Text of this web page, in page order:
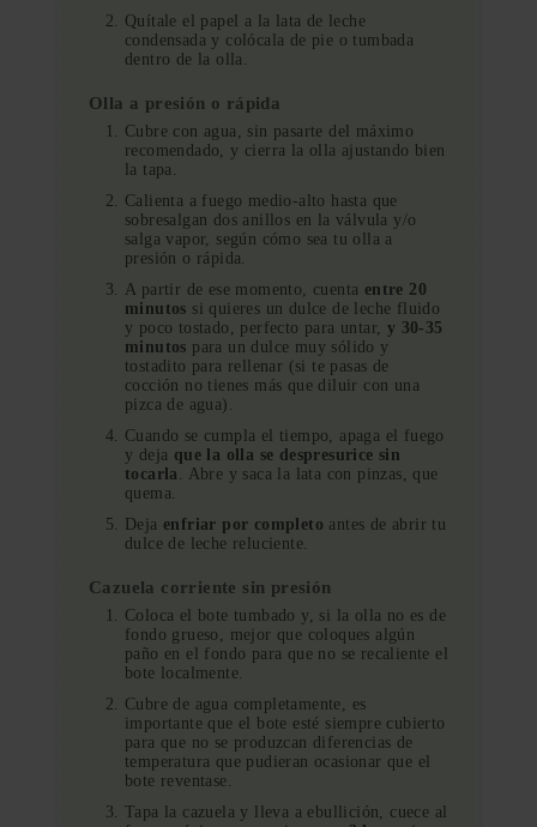
Quítale el papel a la lata de leche
condensada y colócala de pie o tumbada
dentro de la olla.
Olla a presión o rápida
Cubre con agua, sin pasarte del máximo
recomendado, y cierra la olla ajustando bien
la tapa.
Calienta a fuego medio-alto hasta que
sobresalgan dos anillos en la válvula y/o
salga vapor, según cómo sea tu olla a
presión o rápida.
A partir de ese momento, cuenta entre 20
minutos si quieres un dulce de leche fluido
y poco tostado, perfecto para untar, y 30-35
minutos para un dulce muy sólido y
tostadito para rellenar (si te pasas de
cocción no tienes más que diluir con una
pizca de agua).
Cuando se cumpla el tiempo, apaga el fuego
y deja que la olla se despresurice sin
tocarla
. Abre y saca la lata con pinzas, que
quema.
Deja enfriar por completo antes de abrir tu
dulce de leche reluciente.
Cazuela corriente sin presión
Coloca el bote tumbado y, si la olla no es de
fondo grueso, mejor que coloques algún
paño en el fondo para que no se recaliente el
bote localmente.
Cubre de agua completamente, es
importante que el bote esté siempre cubierto
para que no se produzcan diferencias de
temperatura que pudieran ocasionar que el
bote reventase.
Tapa la cazuela y lleva a ebullición, cuece al